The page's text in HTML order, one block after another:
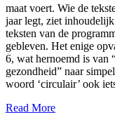
maat voert. Wie de
jaar legt, ziet
teksten van de
gebleven. Het enige
6, wat hernoemd is van
gezondheid” naar
woord ‘circulair’ ook
Read More